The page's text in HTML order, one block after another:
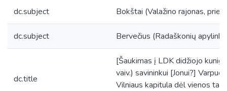
dc.subject Bokštai (Valažino rajonas,
dc.subject Bervečius (Radaškonių
dc.title
[Šaukimas į LDK didžiojo
vaiv.) savininkui [Jonui?]
Vilniaus kapitula dėl vienos